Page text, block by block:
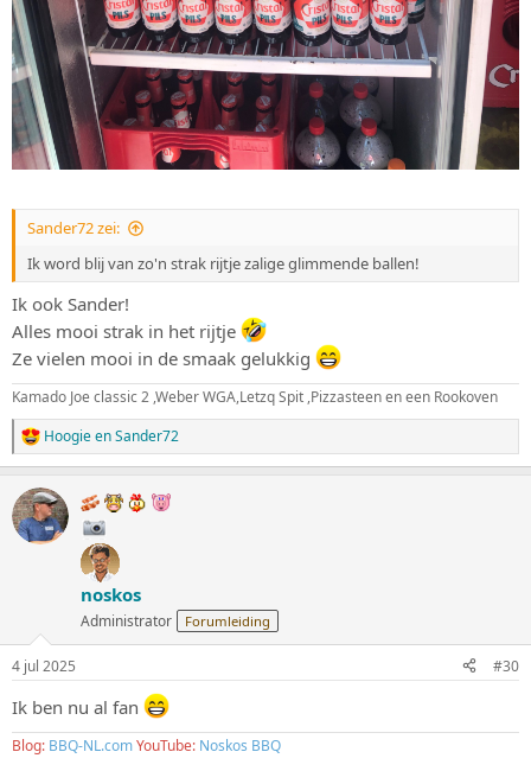
Sander72 zei:
Ik word blij van zo'n strak rijtje zalige glimmende ballen!
Ik ook Sander!
Alles mooi strak in het rijtje
Ze vielen mooi in de smaak gelukkig
Kamado Joe classic 2 ,Weber WGA,Letzq Spit ,Pizzasteen en een Rookoven
W
a
r
d
e
n
:
HoogieenSander72
noskos
Administrator Forumleiding
4 jul 2025 #30
Ik ben nu al fan
Blog: BBQ-NL.comYouTube: Noskos BBQ